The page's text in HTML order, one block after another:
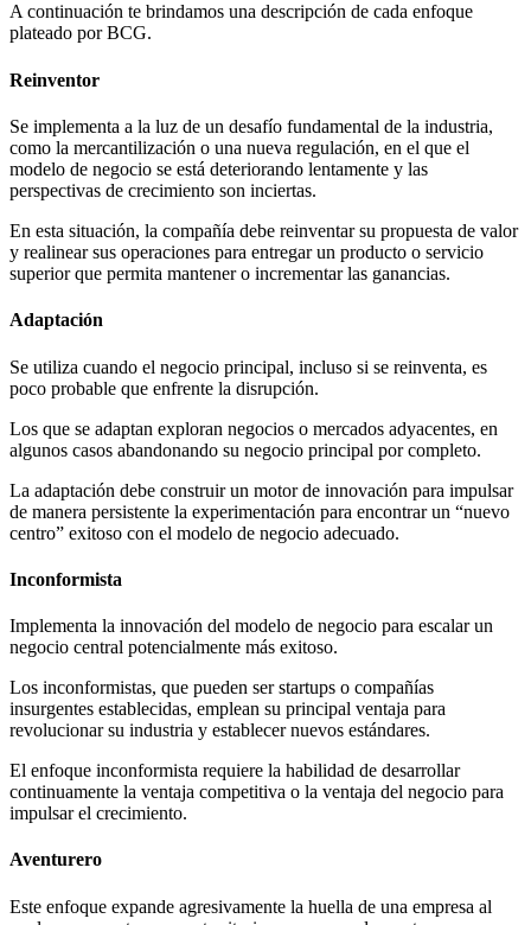
A continuación te brindamos una descripción de cada enfoque
plateado por BCG.
Reinventor
Se implementa a la luz de un desafío fundamental de la industria,
como la mercantilización o una nueva regulación, en el que el
modelo de negocio se está deteriorando lentamente y las
perspectivas de crecimiento son inciertas.
En esta situación, la compañía debe reinventar su propuesta de valor
y realinear sus operaciones para entregar un producto o servicio
superior que permita mantener o incrementar las ganancias.
Adaptación
Se utiliza cuando el negocio principal, incluso si se reinventa, es
poco probable que enfrente la disrupción.
Los que se adaptan exploran negocios o mercados adyacentes, en
algunos casos abandonando su negocio principal por completo.
La adaptación debe construir un motor de innovación para impulsar
de manera persistente la experimentación para encontrar un “nuevo
centro” exitoso con el modelo de negocio adecuado.
Inconformista
Implementa la innovación del modelo de negocio para escalar un
negocio central potencialmente más exitoso.
Los inconformistas, que pueden ser startups o compañías
insurgentes establecidas, emplean su principal ventaja para
revolucionar su industria y establecer nuevos estándares.
El enfoque inconformista requiere la habilidad de desarrollar
continuamente la ventaja competitiva o la ventaja del negocio para
impulsar el crecimiento.
Aventurero
Este enfoque expande agresivamente la huella de una empresa al